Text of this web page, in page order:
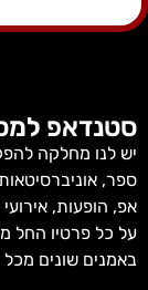
סטנדאפ
יש לנו מחלקה
ספר,
אפ, הופעות,
על כל פרטיו החל
באמנים שונים